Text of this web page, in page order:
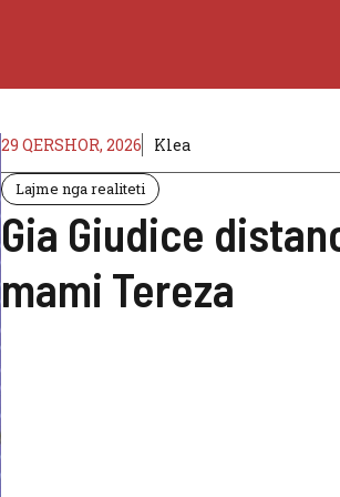
29 QERSHOR, 2026 Klea
Lajme nga realiteti
Gia Giudice
mami Tereza